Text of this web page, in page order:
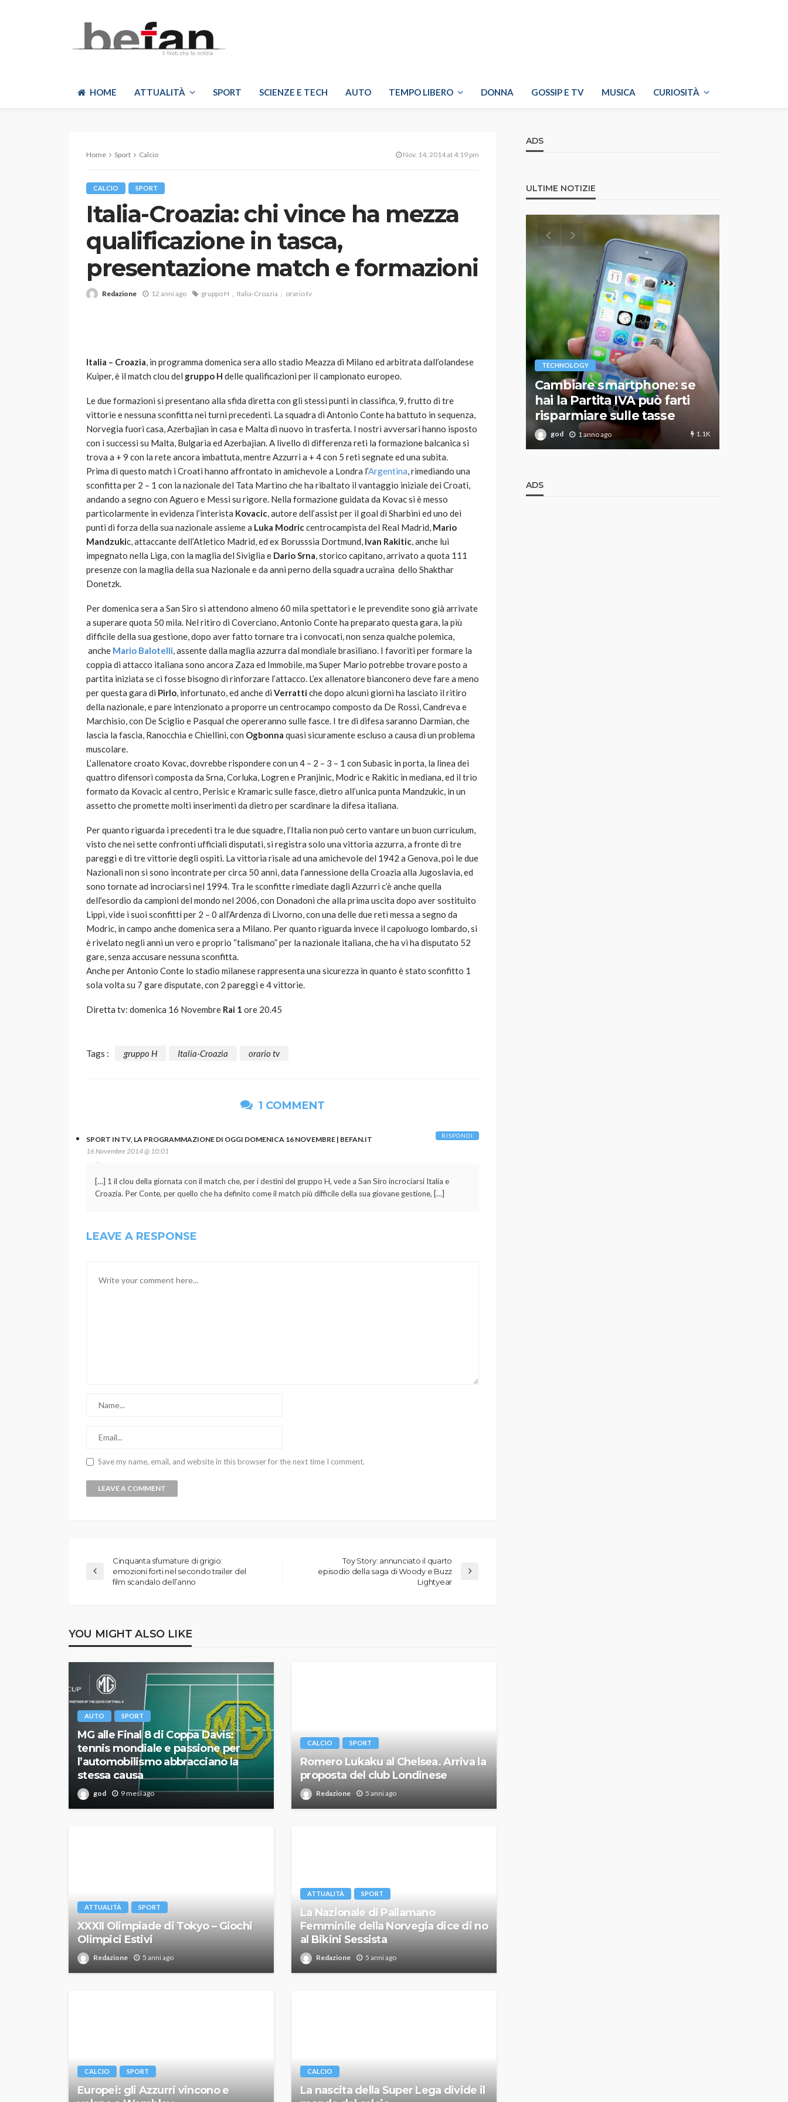
HOME ATTUALITÀ SPORT SCIENZE E TECH AUTO TEMPO LIBERO DONNA GOSSIP E TV MUSICA CURIOSITÀ
Home Sport Calcio Nov. 14, 2014 at 4:19 pm
CALCIO SPORT
Italia-Croazia: chi vince ha mezza
qualificazione in tasca,
presentazione match e formazioni
Redazione 12 anni ago gruppo H Italia-Croazia orario tv
Italia – Croazia, in programma domenica sera allo stadio Meazza di Milano ed arbitrata dall’olandese
Kuiper, è il match clou del gruppo H delle qualificazioni per il campionato europeo.
Le due formazioni si presentano alla sfida diretta con gli stessi punti in classifica, 9, frutto di tre
vittorie e nessuna sconfitta nei turni precedenti. La squadra di Antonio Conte ha battuto in sequenza,
Norvegia fuori casa, Azerbajian in casa e Malta di nuovo in trasferta. I nostri avversari hanno isposto
con i successi su Malta, Bulgaria ed Azerbajian. A livello di differenza reti la formazione balcanica si
trova a + 9 con la rete ancora imbattuta, mentre Azzurri a + 4 con 5 reti segnate ed una subita.
Prima di questo match i Croati hanno affrontato in amichevole a Londra l’Argentina, rimediando una
sconfitta per 2 – 1 con la nazionale del Tata Martino che ha ribaltato il vantaggio iniziale dei Croati,
andando a segno con Aguero e Messi su rigore. Nella formazione guidata da Kovac si è messo
particolarmente in evidenza l’interista Kovacic, autore dell’assist per il goal di Sharbini ed uno dei
punti di forza della sua nazionale assieme a Luka Modriccentrocampista del Real Madrid, Mario
Mandzukic, attaccante dell’Atletico Madrid, ed ex Borusssia Dortmund, Ivan Rakitic, anche lui
impegnato nella Liga, con la maglia del Siviglia e Dario Srna, storico capitano, arrivato a quota 111
presenze con la maglia della sua Nazionale e da anni perno della squadra ucraina dello Shakthar
Donetzk.
Per domenica sera a San Siro si attendono almeno 60 mila spettatori e le prevendite sono già arrivate
a superare quota 50 mila. Nel ritiro di Coverciano, Antonio Conte ha preparato questa gara, la più
difficile della sua gestione, dopo aver fatto tornare tra i convocati, non senza qualche polemica,
anche Mario Balotelli, assente dalla maglia azzurra dal mondiale brasiliano. I favoriti per formare la
coppia di attacco italiana sono ancora Zaza ed Immobile, ma Super Mario potrebbe trovare posto a
partita iniziata se ci fosse bisogno di rinforzare l’attacco. L’ex allenatore bianconero deve fare a meno
per questa gara di Pirlo, infortunato, ed anche di Verrattiche dopo alcuni giorni ha lasciato il ritiro
della nazionale, e pare intenzionato a proporre un centrocampo composto da De Rossi, Candreva e
Marchisio, con De Sciglio e Pasqual che opereranno sulle fasce. I tre di difesa saranno Darmian, che
lascia la fascia, Ranocchia e Chiellini, con Ogbonna quasi sicuramente escluso a causa di un problema
muscolare.
L’allenatore croato Kovac, dovrebbe rispondere con un 4 – 2 – 3 – 1 con Subasic in porta, la linea dei
quattro difensori composta da Srna, Corluka, Logren e Pranjinic, Modric e Rakitic in mediana, ed il trio
formato da Kovacic al centro, Perisic e Kramaric sulle fasce, dietro all’unica punta Mandzukic, in un
assetto che promette molti inserimenti da dietro per scardinare la difesa italiana.
Per quanto riguarda i precedenti tra le due squadre, l’Italia non può certo vantare un buon curriculum,
visto che nei sette confronti ufficiali disputati, si registra solo una vittoria azzurra, a fronte di tre
pareggi e di tre vittorie degli ospiti. La vittoria risale ad una amichevole del 1942 a Genova, poi le due
Nazionali non si sono incontrate per circa 50 anni, data l’annessione della Croazia alla Jugoslavia, ed
sono tornate ad incrociarsi nel 1994. Tra le sconfitte rimediate dagli Azzurri c’è anche quella
dell’esordio da campioni del mondo nel 2006, con Donadoni che alla prima uscita dopo aver sostituito
Lippi, vide i suoi sconfitti per 2 – 0 all’Ardenza di Livorno, con una delle due reti messa a segno da
Modric, in campo anche domenica sera a Milano. Per quanto riguarda invece il capoluogo lombardo, si
è rivelato negli anni un vero e proprio “talismano” per la nazionale italiana, che ha vi ha disputato 52
gare, senza accusare nessuna sconfitta.
Anche per Antonio Conte lo stadio milanese rappresenta una sicurezza in quanto è stato sconfitto 1
sola volta su 7 gare disputate, con 2 pareggi e 4 vittorie.
Diretta tv: domenica 16 Novembre Rai 1 ore 20.45
Tags : gruppo H Italia-Croazia orario tv
1 COMMENT
SPORT IN TV, LA PROGRAMMAZIONE DI OGGI DOMENICA 16 NOVEMBRE | BEFAN.IT
16 Novembre 2014 @ 10:01
[…] 1 il clou della giornata con il match che, per i destini del gruppo H, vede a San Siro incrociarsi Italia e
Croazia. Per Conte, per quello che ha definito come il match più difficile della sua giovane gestione, […]
RISPONDI
LEAVE A RESPONSE
Save my name, email, and website in this browser for the next time I comment.
Cinquanta sfumature di grigio:
emozioni forti nel secondo trailer del
film scandalo dell’anno
Toy Story: annunciato il quarto
episodio della saga di Woody e Buzz
Lightyear
YOU MIGHT ALSO LIKE
AUTO SPORT
MG alle Final 8 di Coppa Davis:
tennis mondiale e passione per
l’automobilismo abbracciano la
stessa causa
god 9 mesi ago
CALCIO SPORT
Romero Lukaku al Chelsea. Arriva la
proposta del club Londinese
Redazione 5 anni ago
ATTUALITÀ SPORT
XXXII Olimpiade di Tokyo – Giochi
Olimpici Estivi
Redazione 5 anni ago
ATTUALITÀ SPORT
La Nazionale di Pallamano
Femminile della Norvegia dice di no
al Bikini Sessista
Redazione 5 anni ago
CALCIO SPORT
Europei: gli Azzurri vincono e
CALCIO
La nascita della Super Lega divide il
ADS
ULTIME NOTIZIE
VARIE
Robot tagliaerba: quale
scegliere per il tuo prato
god 1 anno ago 784
Davis: tennis mondiale e
passione per
l’automobilismo
abbracciano la stessa causa
god 9 mesi ago
TECHNOLOGY
Cambiare smartphone: se
hai la Partita IVA può farti
risparmiare sulle tasse
god 1 anno ago 1.1K
ADS